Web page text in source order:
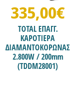
335,00€
TOTAL ΕΠΑΓΓ.
ΚΑΡΟΤΙΕΡΑ
ΔΙΑΜΑΝΤΟΚΟΡΩΝΑΣ
2.800W / 200mm
(TDDM28001)